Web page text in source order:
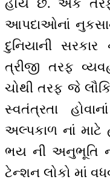
હોય છે. એક તરફ
આપદાઓનાં
દુનિયાની
ત્રીજી તરફ
ચોથી તરફ જે
સ્વતંત્રતા
અલ્પકાળ નાં
ભય ની અનુભૂતિ
ટેન્શન લોકો માં